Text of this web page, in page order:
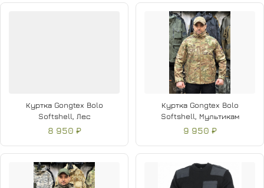
Куртка Gongtex Bolo
Softshell, Лес
8 950 ₽
Куртка Gongtex Bolo
Softshell, Мультикам
9 950 ₽